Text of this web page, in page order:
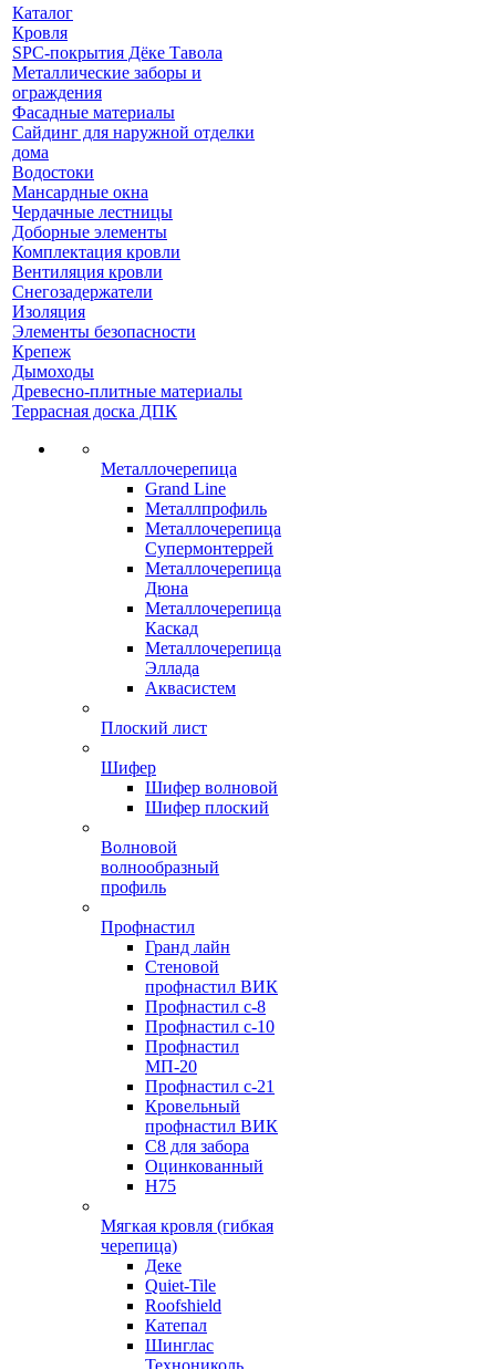
Каталог
Кровля
SPC-покрытия Дёке Тавола
Металлические заборы и
ограждения
Фасадные материалы
Сайдинг для наружной отделки
дома
Водостоки
Мансардные окна
Чердачные лестницы
Доборные элементы
Комплектация кровли
Вентиляция кровли
Снегозадержатели
Изоляция
Элементы безопасности
Крепеж
Дымоходы
Древесно-плитные материалы
Террасная доска ДПК
Металлочерепица
Grand Line
Металлпрофиль
Металлочерепица
Супермонтеррей
Металлочерепица
Дюна
Металлочерепица
Каскад
Металлочерепица
Эллада
Аквасистем
Плоский лист
Шифер
Шифер волновой
Шифер плоский
Волновой
волнообразный
профиль
Профнастил
Гранд лайн
Стеновой
профнастил ВИК
Профнастил с-8
Профнастил с-10
Профнастил
МП-20
Профнастил с-21
Кровельный
профнастил ВИК
С8 для забора
Оцинкованный
Н75
Мягкая кровля (гибкая
черепица)
Деке
Quiet-Tile
Roofshield
Катепал
Шинглас
Технониколь